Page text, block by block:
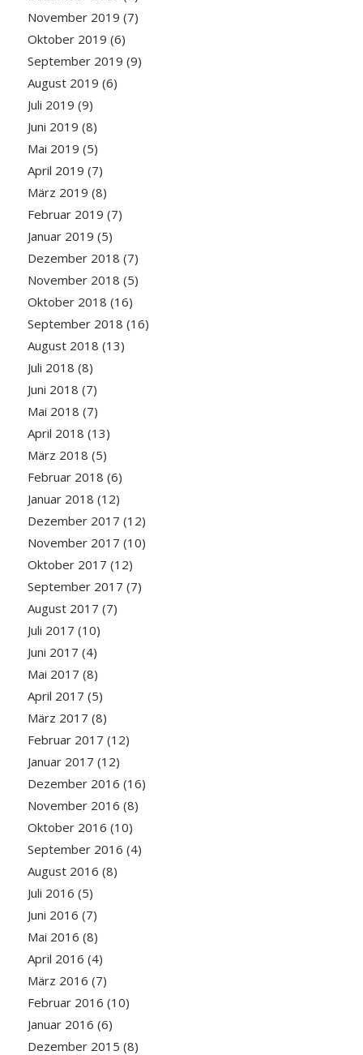
November 2019 (7)
Oktober 2019 (6)
September 2019 (9)
August 2019 (6)
Juli 2019 (9)
Juni 2019 (8)
Mai 2019 (5)
April 2019 (7)
März 2019 (8)
Februar 2019 (7)
Januar 2019 (5)
Dezember 2018 (7)
November 2018 (5)
Oktober 2018 (16)
September 2018 (16)
August 2018 (13)
Juli 2018 (8)
Juni 2018 (7)
Mai 2018 (7)
April 2018 (13)
März 2018 (5)
Februar 2018 (6)
Januar 2018 (12)
Dezember 2017 (12)
November 2017 (10)
Oktober 2017 (12)
September 2017 (7)
August 2017 (7)
Juli 2017 (10)
Juni 2017 (4)
Mai 2017 (8)
April 2017 (5)
März 2017 (8)
Februar 2017 (12)
Januar 2017 (12)
Dezember 2016 (16)
November 2016 (8)
Oktober 2016 (10)
September 2016 (4)
August 2016 (8)
Juli 2016 (5)
Juni 2016 (7)
Mai 2016 (8)
April 2016 (4)
März 2016 (7)
Februar 2016 (10)
Januar 2016 (6)
Dezember 2015 (8)